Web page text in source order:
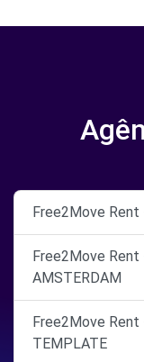
Free2Move Rent
Free2Move
AMSTERDAM
Free2Move
TEMPLATE